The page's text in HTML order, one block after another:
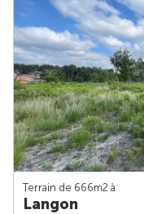
Terrain de 666m2 à
Langon